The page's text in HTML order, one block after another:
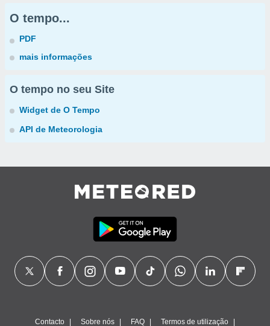
O tempo...
PDF
mais informações
O tempo no seu Site
Widget de O Tempo
API de Meteorologia
Contacto Sobre nós FAQ Termos de utilização